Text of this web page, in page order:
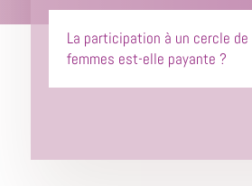
La participation à un cercle de
femmes est-elle payante ?